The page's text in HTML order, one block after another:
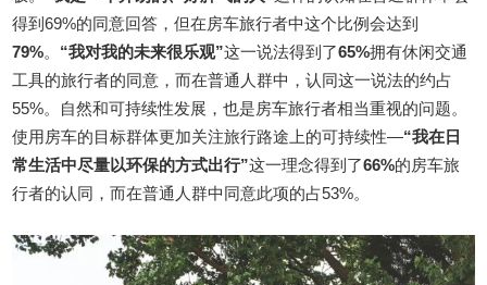
得到69%的同意回答，但在房车旅行者中这个比例会达到
79%。 “我对我的未来很乐观”这一说法得到了65%拥有休闲交通
工具的旅行者的同意，而在普通人群中，认同这一说法的约占
55%。自然和可持续性发展，也是房车旅行者相当重视的问题。
使用房车的目标群体更加关注旅行路途上的可持续性—“我在日
常生活中尽量以环保的方式出行”这一理念得到了66%的房车旅
行者的认同，而在普通人群中同意此项的占53%。